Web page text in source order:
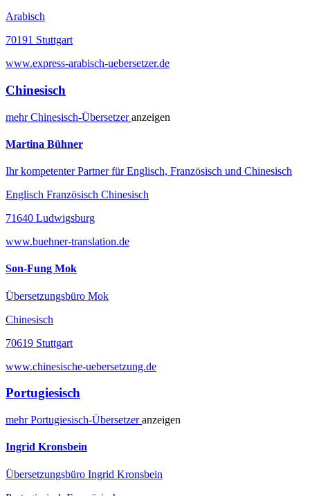
Arabisch
70191 Stuttgart
www.express-arabisch-uebersetzer.de
Chinesisch
mehrChinesisch-Übersetzeranzeigen
Martina Bühner
Ihr kompetenter Partner für Englisch, Französisch und Chinesisch
Englisch Französisch Chinesisch
71640 Ludwigsburg
www.buehner-translation.de
Son-Fung Mok
Übersetzungsbüro Mok
Chinesisch
70619 Stuttgart
www.chinesische-uebersetzung.de
Portugiesisch
mehrPortugiesisch-Übersetzeranzeigen
Ingrid Kronsbein
Übersetzungsbüro Ingrid Kronsbein